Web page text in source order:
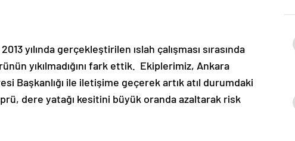
yılında gerçekleştirilen ıslah çalışması sırasında
yıkılmadığını fark ettik. Ekiplerimiz, Ankara
Başkanlığı ile iletişime geçerek artık atıl durumdaki
dere yatağı kesitini büyük oranda azaltarak risk